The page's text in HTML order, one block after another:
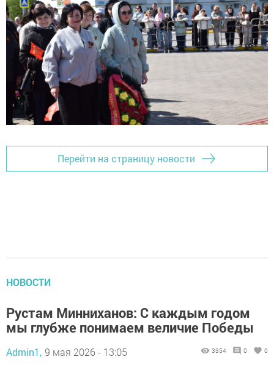
Перейти на страницу новости
НОВОСТИ
Рустам Минниханов: С каждым годом
мы глубже понимаем величие Победы
Admin1, 9 мая 2026 - 13:05 3354 0 0